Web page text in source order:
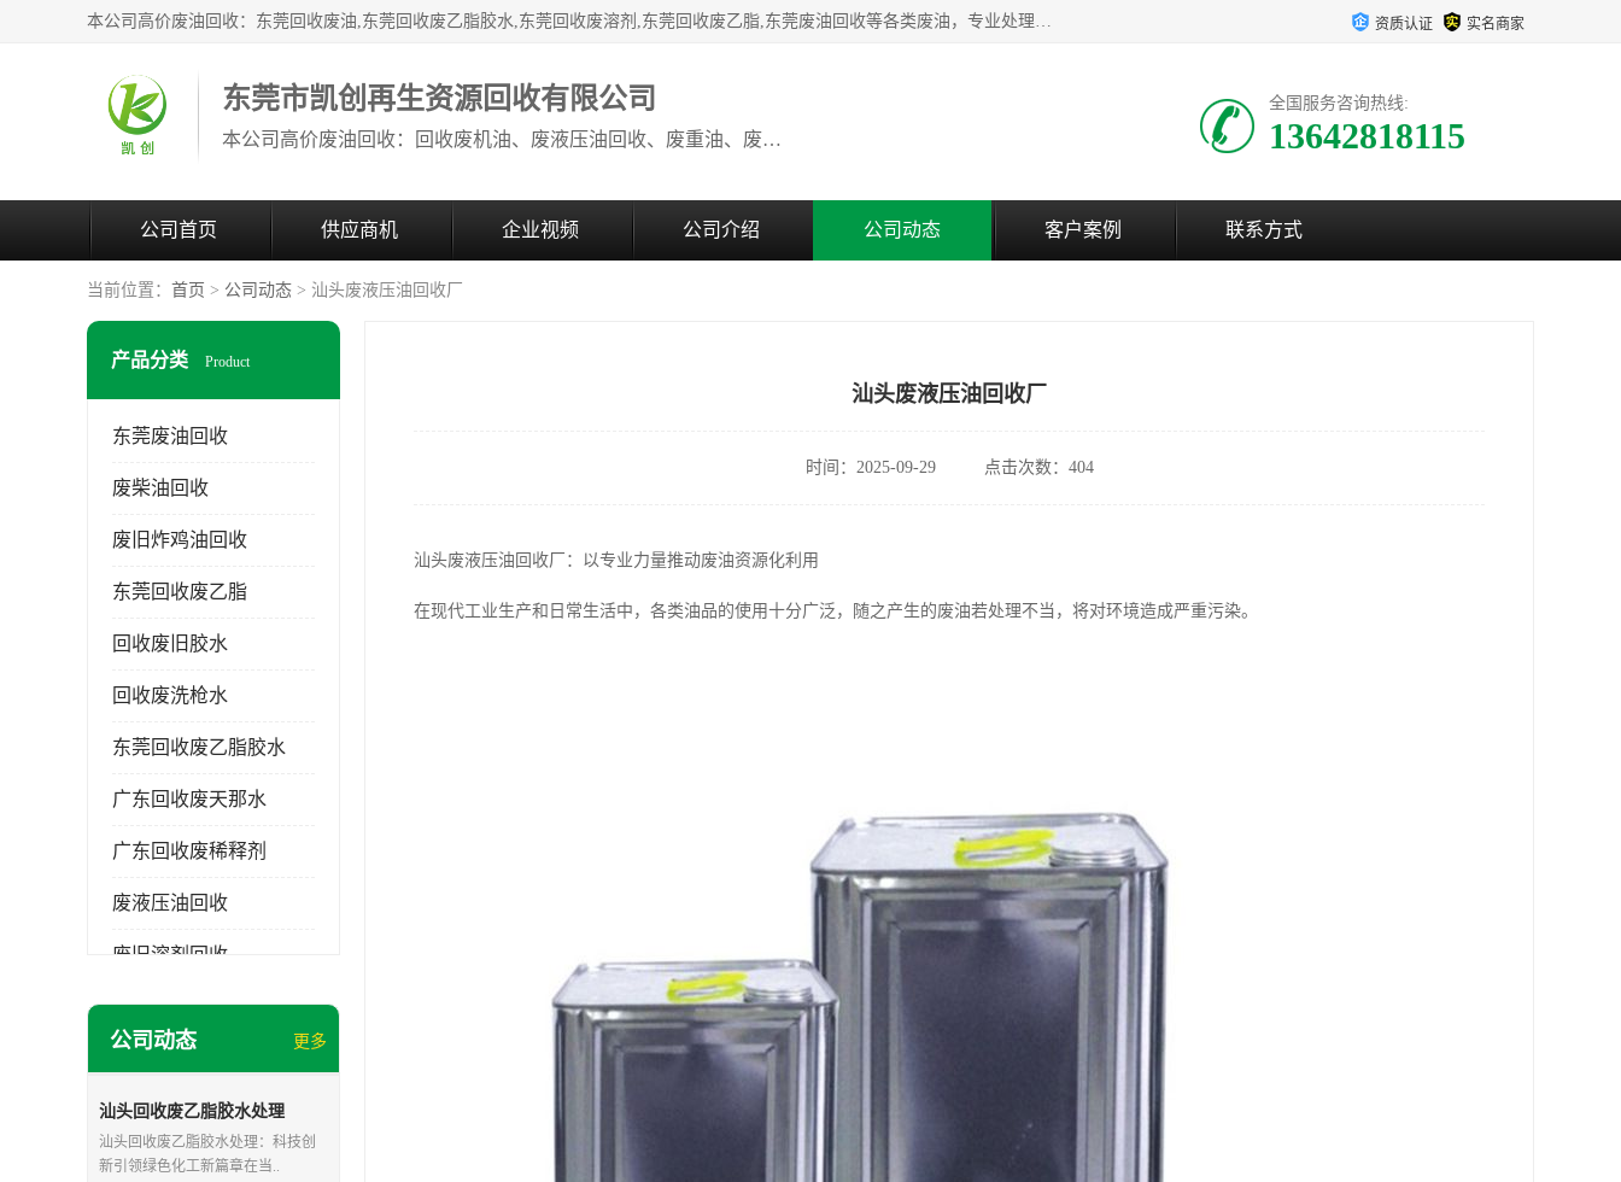
本公司高价废油回收：东莞回收废油,东莞回收废乙脂胶水,东莞回收废溶剂,东莞回收废乙脂,东莞废油回收等各类废油，专业处理从事化工产品研发与销售的综合型高科技服务性企业。我公司自成立以来，一直秉承“科技创新，立足诚信，感恩于心”的理念，力求设计与客户合作共赢的局面。在广大新老客户的大力支持下，我公司员工经过不懈努力，公司已快速发展成为国内知名化工企业。 资质认证 实名商家
东莞市凯创再生资源回收有限公司
本公司高价废油回收：回收废机油、废液压油回收、废重油、废食用油回收、废导热油、废、废油漆、废UV光油、废清、废白矿油、废变压器油
全国服务咨询热线:
13642818115
公司首页 供应商机 企业视频 公司介绍 公司动态 客户案例 联系方式
当前位置： 首页 > 公司动态 > 汕头废液压油回收厂
产品分类 Product
东莞废油回收
废柴油回收
废旧炸鸡油回收
东莞回收废乙脂
回收废旧胶水
回收废洗枪水
东莞回收废乙脂胶水
广东回收废天那水
广东回收废稀释剂
废液压油回收
废旧溶剂回收
东莞回收废溶剂
废三氯乙烯回收
废混合溶剂回收
公司动态 更多
汕头回收废乙脂胶水处理
汕头回收废乙脂胶水处理：科技创
新引领绿色化工新篇章在当..
汕头废液压油回收厂
时间：2025-09-29 点击次数：404
汕头废液压油回收厂：以专业力量推动废油资源化利用
在现代工业生产和日常生活中，各类油品的使用十分广泛，随之产生的废油若处理不当，将对环境造成严重污染。